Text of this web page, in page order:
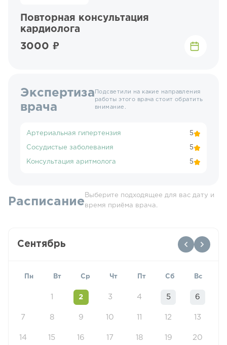
Повторная консультация
кардиолога
3000 ₽
Экспертиза
врача
Подсветили на какие направления
работы этого врача стоит обратить
внимание.
Артериальная гипертензия 5
Сосудистые заболевания 5
Консультация аритмолога 5
Расписание
Выберите подходящее для вас дату и
время приёма врача.
Сентябрь
Пн Вт Ср Чт Пт Сб Вс
1 2 3 4 5 6
7 8 9 10 11 12 13
14 15 16 17 18 19 20